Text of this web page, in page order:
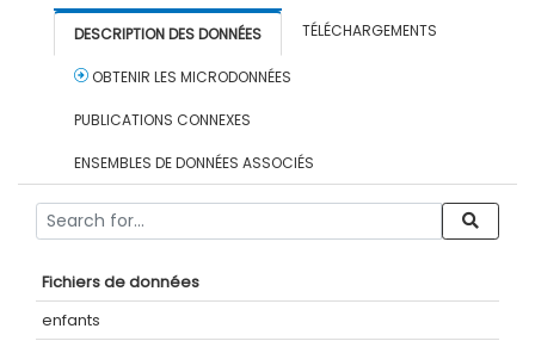
DESCRIPTION DES DONNÉES TÉLÉCHARGEMENTS
OBTENIR LES MICRODONNÉES
PUBLICATIONS CONNEXES
ENSEMBLES DE DONNÉES ASSOCIÉS
Fichiers de données
enfants